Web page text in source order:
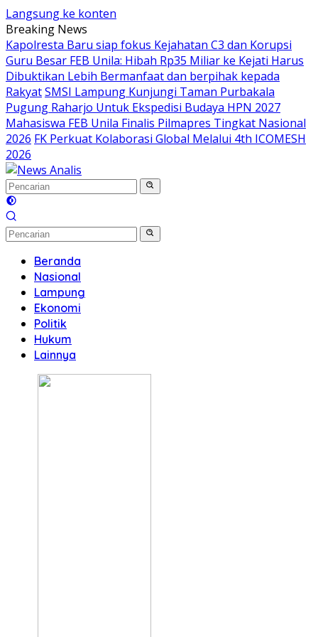
Langsung ke konten
Breaking News
Kapolresta Baru siap fokus Kejahatan C3 dan Korupsi
Guru Besar FEB Unila: Hibah Rp35 Miliar ke Kejati Harus
Dibuktikan Lebih Bermanfaat dan berpihak kepada
RakyatSMSI Lampung Kunjungi Taman Purbakala
Pugung Raharjo Untuk Ekspedisi Budaya HPN 2027
Mahasiswa FEB Unila Finalis Pilmapres Tingkat Nasional
2026 FK Perkuat Kolaborasi Global Melalui 4th ICOMESH
2026
Beranda
Nasional
Lampung
Ekonomi
Politik
Hukum
Lainnya